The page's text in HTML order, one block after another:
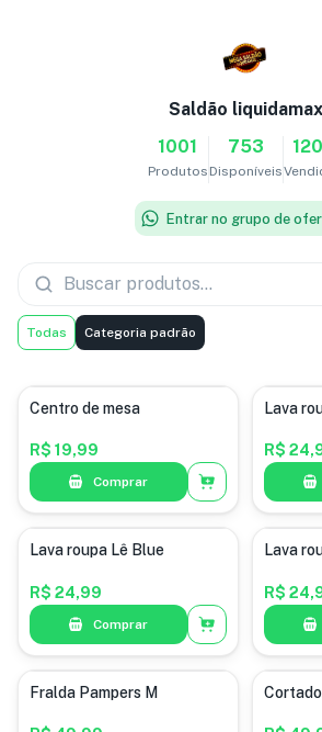
Saldão liquidamax
1001
Produtos
753
Disponíveis
Entrar no grupo de
Todas Categoria padrão
Centro de mesa
R$ 19,99
Comprar
Lava
R$
Lava roupa Lê Blue
R$ 24,99
Comprar
Lava
R$
Fralda Pampers M